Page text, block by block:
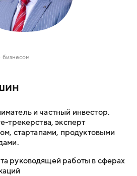
бизнесом
и частный инвестор.
трекерства, эксперт
стартапами, продуктовыми
руководящей работы в сферах